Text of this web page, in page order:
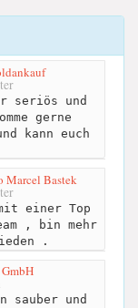
seriös und
gerne
kann euch
Marcel Bastek
einer Top
, bin mehr
.
sauber und